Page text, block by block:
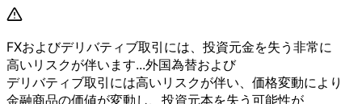
FXおよびデリバティブ取引には、 投資元金を失う 非常に
高いリスクが伴います...外国為替および
デリバティブ取引には高いリスクが伴い、 価格変動により
金融商品の価値が変動し、 投資元本を失う 可能性が